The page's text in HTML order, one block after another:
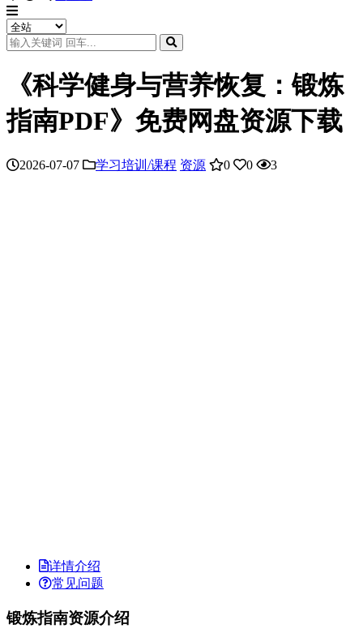
《科学健身与营养恢复：锻炼
指南PDF》免费网盘资源下载
2026-07-07 学习培训/课程 资源 0 0 3
详情介绍
常见问题
锻炼指南资源介绍